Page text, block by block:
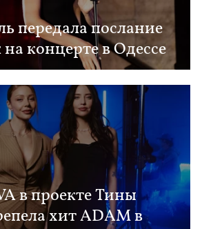
передала послание
концерте в Одессе
в проекте Тины
хит ADAM в